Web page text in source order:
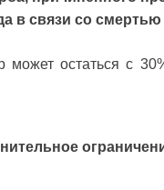
в связи со
может остаться с